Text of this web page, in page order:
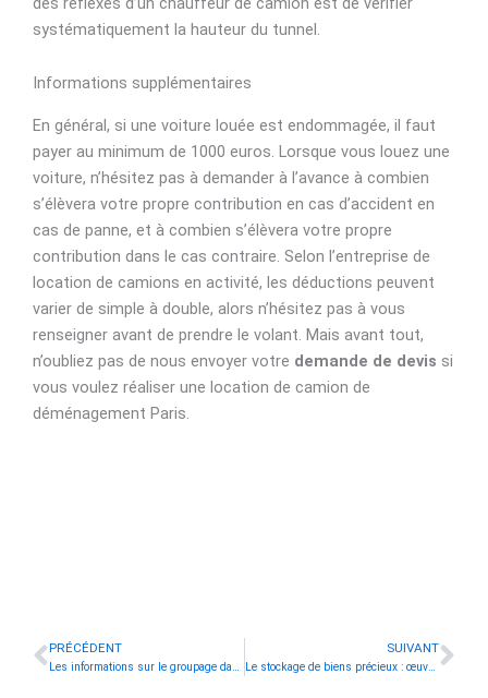
systématiquement la hauteur du tunnel.
Informations supplémentaires
En général, si une voiture louée est endommagée, il faut
payer au minimum de 1000 euros. Lorsque vous louez une
voiture, n’hésitez pas à demander à l’avance à combien
s’élèvera votre propre contribution en cas d’accident en
cas de panne, et à combien s’élèvera votre propre
contribution dans le cas contraire. Selon l’entreprise de
location de camions en activité, les déductions peuvent
varier de simple à double, alors n’hésitez pas à vous
renseigner avant de prendre le volant. Mais avant tout,
n’oubliez pas de nous envoyer votre demande de devis si
vous voulez réaliser une location de camion de
déménagement Paris.
Précédent
PRÉCÉDENT SUIVANT
Le stockage de biens précieux : œuvre d’art, tableaux